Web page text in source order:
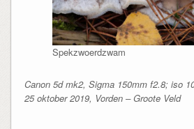
Spekzwoerdzwam
Canon 5d mk2, Sigma 150mm f2.8; iso
25 oktober 2019, Vorden – Groote Veld